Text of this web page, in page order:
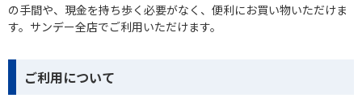
の手間や、現金を持ち歩く必要がなく、便利にお買い物いただけま
す。サンデー全店でご利用いただけます。
ご利用について